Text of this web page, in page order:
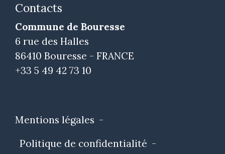
Contacts
Commune de Bouresse
6 rue des Halles
86410 Bouresse - FRANCE
+33 5 49 42 73 10
Mentions légales -
Politique de confidentialité -